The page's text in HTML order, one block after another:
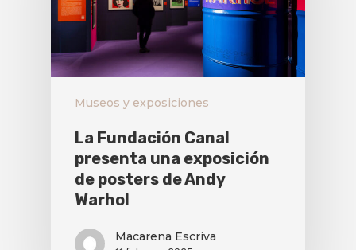
Museos y exposiciones
La Fundación Canal
presenta una exposición
de posters de Andy
Warhol
Macarena Escriva